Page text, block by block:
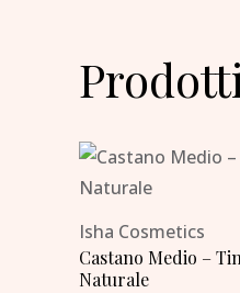
Isha Cosmetics
Castano Medio –
Naturale